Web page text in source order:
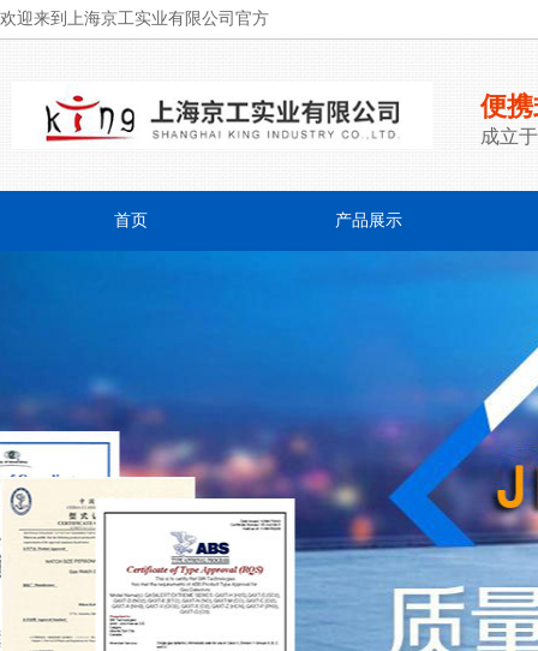
欢迎来到上海京工实业有限公司官方
便
成立
首页 产品展示